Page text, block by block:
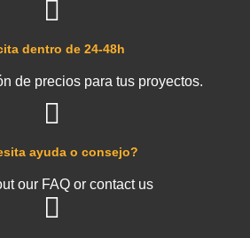
ayuda o consejo?
our FAQ or contact us
dentro de 24-48h
de precios para tus proyectos.